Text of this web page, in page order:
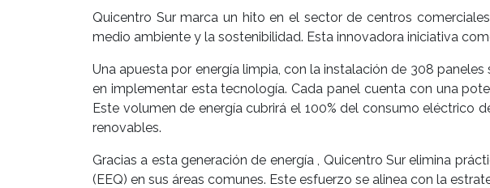
Quicentro Sur marca un hito en el sector de centros
medio ambiente y la sostenibilidad. Esta innovadora iniciativa
Una apuesta por energía limpia, con la instalación de 308
en implementar esta tecnología. Cada panel cuenta con una
Este volumen de energía cubrirá el 100% del consumo eléctrico
renovables.
Gracias a esta generación de energía , Quicentro Sur elimina
(EEQ) en sus áreas comunes. Este esfuerzo se alinea con la